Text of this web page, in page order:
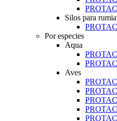
Silos para
Por especies
Aqua
Aves